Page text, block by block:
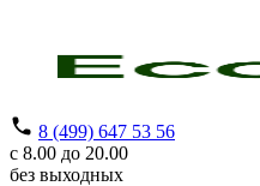
8 (499) 647 53 56
с 8.00 до 20.00
без выходных